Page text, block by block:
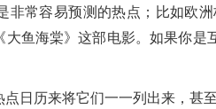
非常容易预测的热点；比如欧
鱼海棠》这部电影。如果你是
日历来将它们一一列出来，甚